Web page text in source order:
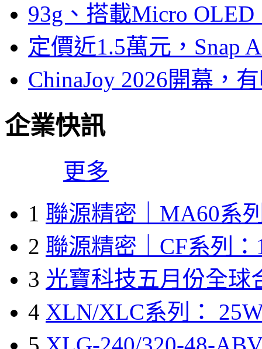
93g、搭載Micro
定價近1.5萬元，Snap
ChinaJoy 2026開幕，
企業快訊
更多
1 聯源精密｜MA60系
2 聯源精密｜CF系列：
3 光寶科技五月份全球
4 XLN/XLC系列：